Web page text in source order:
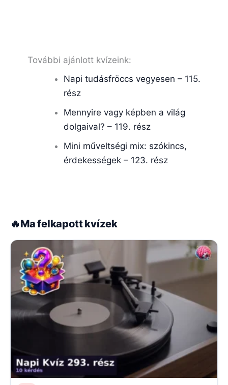
További ajánlott kvízeink:
Napi tudásfröccs vegyesen – 115.
rész
Mennyire vagy képben a világ
dolgaival? – 119. rész
Mini műveltségi mix: szókincs,
érdekességek – 123. rész
🔥Ma felkapott kvízek